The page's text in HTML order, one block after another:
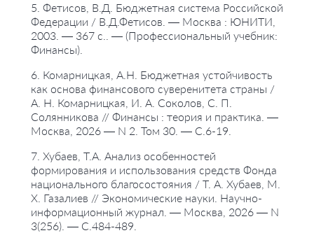
5. Фетисов, В.Д. Бюджетная система Российской
Федерации / В.Д.Фетисов. — Москва : ЮНИТИ,
2003. — 367 с.. — (Профессиональный учебник:
Финансы).
6. Комарницкая, А.Н. Бюджетная устойчивость
как основа финансового суверенитета страны /
А. Н. Комарницкая, И. А. Соколов, С. П.
Солянникова // Финансы : теория и практика. —
Москва, 2026 — N 2. Том 30. — С.6-19.
7. Хубаев, Т.А. Анализ особенностей
формирования и использования средств Фонда
национального благосостояния / Т. А. Хубаев, М.
Х. Газалиев // Экономические науки. Научно-
информационный журнал. — Москва, 2026 — N
3(256). — С.484-489.